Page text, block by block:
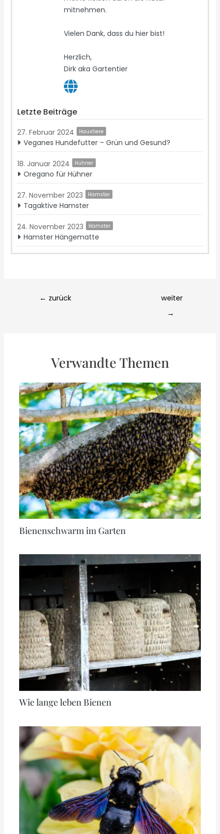
mitnehmen.
Vielen Dank, dass du hier bist!
Herzlich,
Dirk aka Gartentier
Letzte Beiträge
27. Februar 2024 Haustiere
Veganes Hundefutter – Grün und Gesund?
18. Januar 2024 Hühner
Oregano für Hühner
27. November 2023 Hamster
Tagaktive Hamster
24. November 2023 Hamster
Hamster Hängematte
← zurück
weiter
→
Verwandte Themen
Bienenschwarm im Garten
Wie lange leben Bienen